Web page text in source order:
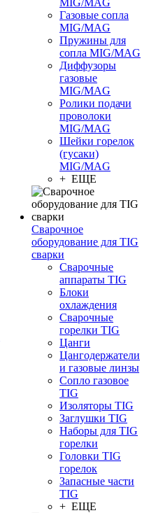
MIG/MAG
Газовые сопла
MIG/MAG
Пружины для
сопла MIG/MAG
Диффузоры
газовые
MIG/MAG
Ролики подачи
проволоки
MIG/MAG
Шейки горелок
(гусаки)
MIG/MAG
+ ЕЩЕ
Сварочное
оборудование для TIG
сварки
Сварочные
аппараты TIG
Блоки
охлаждения
Сварочные
горелки TIG
Цанги
Цангодержатели
и газовые линзы
Сопло газовое
TIG
Изоляторы TIG
Заглушки TIG
Наборы для TIG
горелки
Головки TIG
горелок
Запасные части
TIG
+ ЕЩЕ